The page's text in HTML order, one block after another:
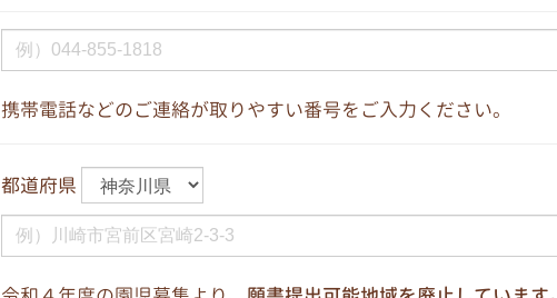
携帯電話などのご連絡が取りやすい番号をご入力ください。
都道府県